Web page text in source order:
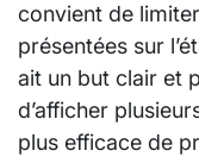
convient de
présentées sur
ait un but clair et
d’afficher
plus efficace de